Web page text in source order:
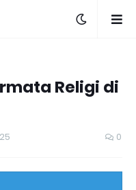
Religi di
0